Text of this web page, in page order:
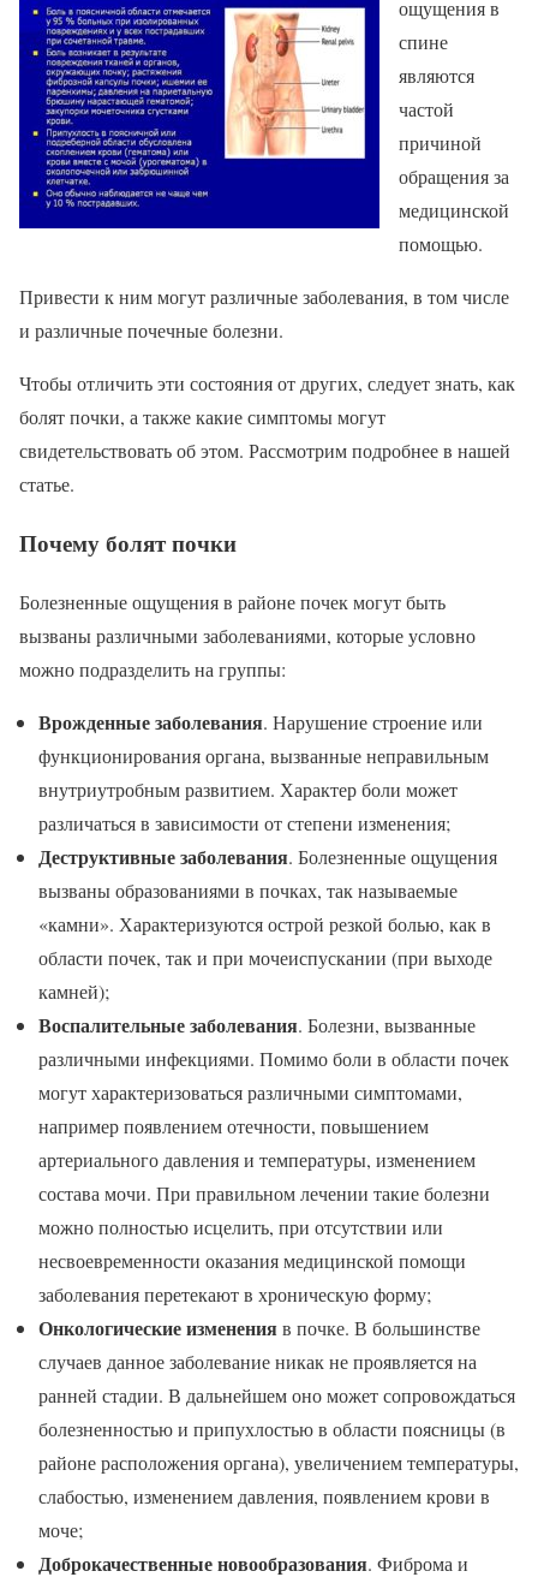
ощущения в
спине
являются
частой
причиной
обращения за
медицинской
помощью.
Привести к ним могут различные заболевания, в том числе
и различные почечные болезни.
Чтобы отличить эти состояния от других, следует знать, как
болят почки, а также какие симптомы могут
свидетельствовать об этом. Рассмотрим подробнее в нашей
статье.
Почему болят почки
Болезненные ощущения в районе почек могут быть
вызваны различными заболеваниями, которые условно
можно подразделить на группы:
Врожденные заболевания. Нарушение строение или
функционирования органа, вызванные неправильным
внутриутробным развитием. Характер боли может
различаться в зависимости от степени изменения;
Деструктивные заболевания. Болезненные ощущения
вызваны образованиями в почках, так называемые
«камни». Характеризуются острой резкой болью, как в
области почек, так и при мочеиспускании (при выходе
камней);
Воспалительные заболевания. Болезни, вызванные
различными инфекциями. Помимо боли в области почек
могут характеризоваться различными симптомами,
например появлением отечности, повышением
артериального давления и температуры, изменением
состава мочи. При правильном лечении такие болезни
можно полностью исцелить, при отсутствии или
несвоевременности оказания медицинской помощи
заболевания перетекают в хроническую форму;
Онкологические измененияв почке. В большинстве
случаев данное заболевание никак не проявляется на
ранней стадии. В дальнейшем оно может сопровождаться
болезненностью и припухлостью в области поясницы (в
районе расположения органа), увеличением температуры,
слабостью, изменением давления, появлением крови в
моче;
Доброкачественные новообразования. Фиброма и